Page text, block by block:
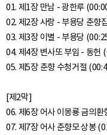
01. 제1장 만남 - 광한루
02. 제2장 사랑 - 부용당 춘
03. 제3장 이별 - 부용당
04. 제4장 변사또 부임 - 동
05. 제5장 춘향 수청거절
[제2막]
06. 제6장 어사 이몽룡 금의
07. 제7장 어사 춘향모 상봉